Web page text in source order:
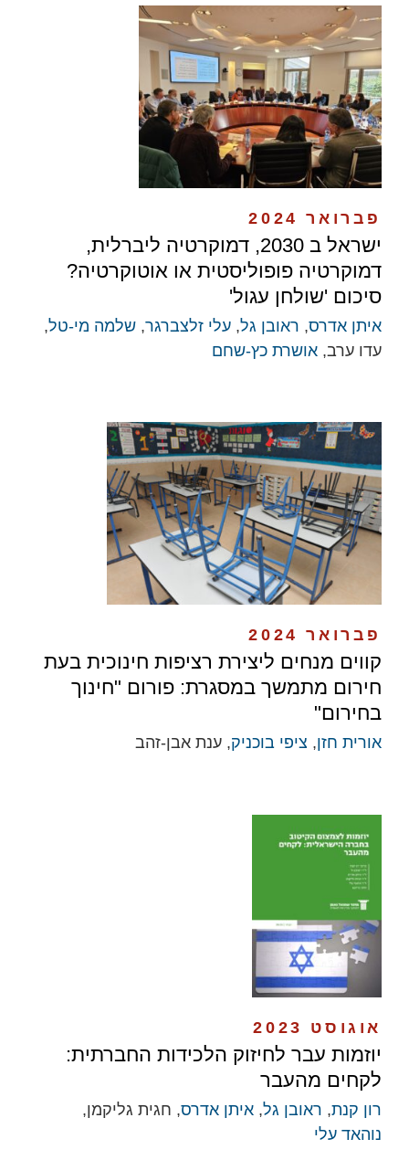
פברואר 2024
ישראל ב 2030, דמוקרטיה ליברלית,
דמוקרטיה פופוליסטית או אוטוקרטיה?
סיכום 'שולחן עגול'
איתן אדרס, ראובן גל, עלי זלצברגר, שלמה מי-טל,
עדו ערב, אושרת כץ-שחם
פברואר 2024
קווים מנחים ליצירת רציפות חינוכית בעת
חירום מתמשך במסגרת: פורום "חינוך
בחירום"
אורית חזן, ציפי בוכניק, ענת אבן-זהב
אוגוסט 2023
יוזמות עבר לחיזוק הלכידות החברתית:
לקחים מהעבר
רון קנת, ראובן גל, איתן אדרס, חגית גליקמן,
נוהאד עלי